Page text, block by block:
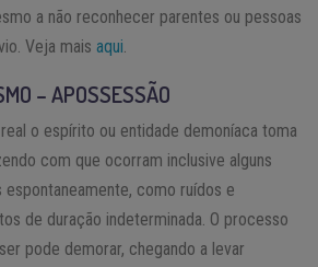
a não reconhecer parentes ou pessoas
Veja mais aqui.
– APOSSESSÃO
real o espírito ou entidade demoníaca toma
com que ocorram inclusive alguns
como ruídos e
de duração indeterminada. O processo
pode demorar, chegando a levar